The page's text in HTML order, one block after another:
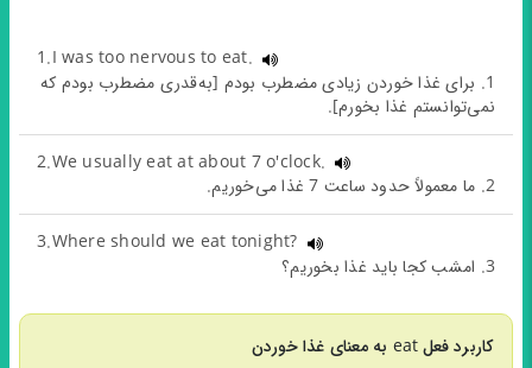
1.I was too nervous to eat.
1. برای غذا خوردن زیادی مضطرب بودم [به‌قدری مضطرب بودم که
نمی‌توانستم غذا بخورم].
2.We usually eat at about 7 o'clock.
2. ما معمولاً حدود ساعت 7 غذا می‌خوریم.
3.Where should we eat tonight?
3. امشب کجا باید غذا بخوریم؟
کاربرد فعل eat به معنای غذا خوردن